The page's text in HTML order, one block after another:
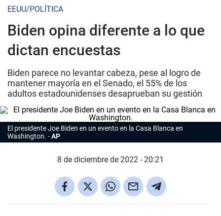
EEUU/POLÍTICA
Biden opina diferente a lo que
dictan encuestas
Biden parece no levantar cabeza, pese al logro de
mantener mayoría en el Senado, el 55% de los
adultos estadounidenses desaprueban su gestión
El presidente Joe Biden en un evento en la Casa Blanca en
Washington.
AP
8 de diciembre de 2022 - 20:21